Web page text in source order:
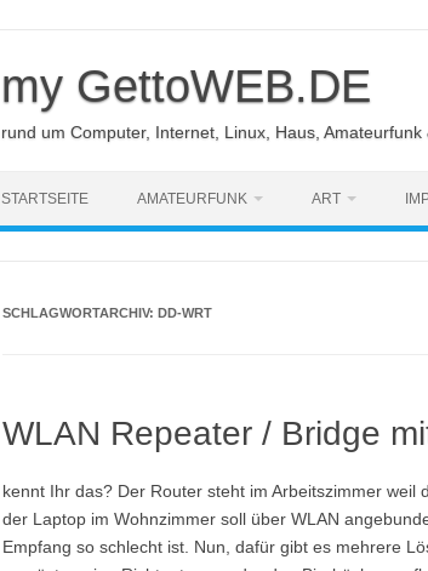
my GettoWEB.DE
rund um Computer, Internet, Linux, Haus, Amateurfunk
STARTSEITE AMATEURFUNK ART
SCHLAGWORTARCHIV: DD-WRT
WLAN Repeater / Bridge
kennt Ihr das? Der Router steht im Arbeitszimmer weil
der Laptop im Wohnzimmer soll über WLAN
Empfang so schlecht ist. Nun, dafür gibt es mehrere